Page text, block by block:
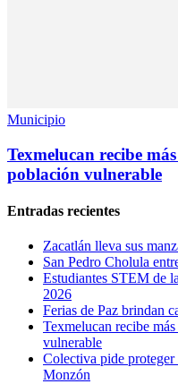
Municipio
Texmelucan recibe
población vulnerable
Entradas recientes
Zacatlán lleva sus
San Pedro Cholula
Estudiantes STEM de
2026
Ferias de Paz brindan
Texmelucan recibe
vulnerable
Colectiva pide
Monzón